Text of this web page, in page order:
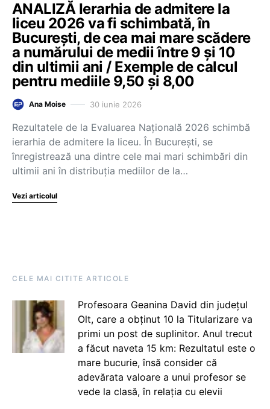
ANALIZĂ Ierarhia de admitere la
liceu 2026 va fi schimbată, în
București, de cea mai mare scădere
a numărului de medii între 9 și 10
din ultimii ani / Exemple de calcul
pentru mediile 9,50 și 8,00
Ana Moise 30 iunie 2026
Rezultatele de la Evaluarea Națională 2026 schimbă
ierarhia de admitere la liceu. În București, se
înregistrează una dintre cele mai mari schimbări din
ultimii ani în distribuția mediilor de la…
Vezi articolul
CELE MAI CITITE ARTICOLE
Profesoara Geanina David din județul
Olt, care a obținut 10 la Titularizare va
primi un post de suplinitor. Anul trecut
a făcut naveta 15 km: Rezultatul este o
mare bucurie, însă consider că
adevărata valoare a unui profesor se
vede la clasă, în relația cu elevii